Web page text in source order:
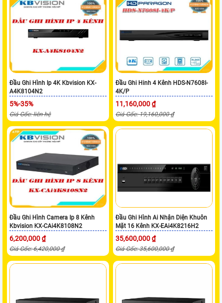
Đầu Ghi Hình Ip 4K Kbvision KX-
A4K8104N2
5%-35%
Giá Gốc: liên hệ
Đầu Ghi Hinh 4 Kênh HDS-N7608I-
4K/P
11,160,000 ₫
Giá Gốc: 19,160,000 ₫
Đầu Ghi Hình Camera Ip 8 Kênh
Kbvision KX-CAi4K8108N2
6,200,000 ₫
Giá Gốc: 6,420,000 ₫
Đầu Ghi Hình Ai Nhận Diện Khuôn
Mặt 16 Kênh KX-EAi4K8216H2
35,600,000 ₫
Giá Gốc: 35,600,000 ₫